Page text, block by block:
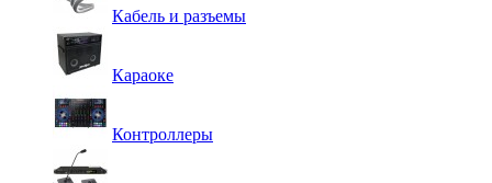
Кабель и разъемы
Караоке
Контроллеры